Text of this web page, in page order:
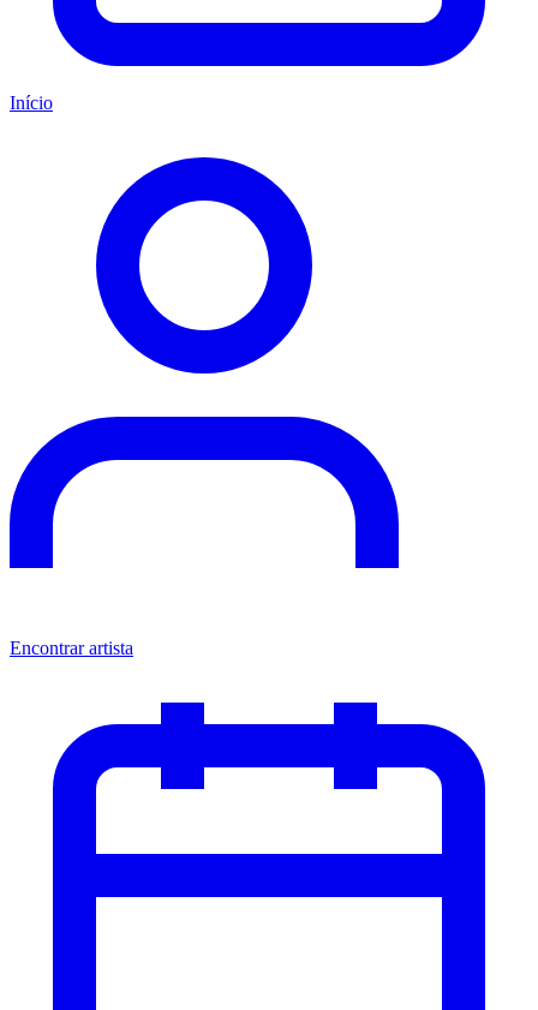
Início
Encontrar artista